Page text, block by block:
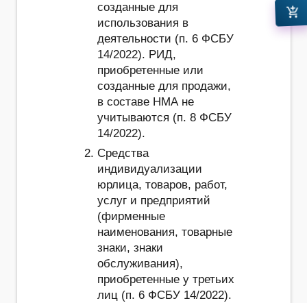
созданные для
использования в
деятельности (п. 6 ФСБУ
14/2022). РИД,
приобретенные или
созданные для продажи,
в составе НМА не
учитываются (п. 8 ФСБУ
14/2022).
Средства
индивидуализации
юрлица, товаров, работ,
услуг и предприятий
(фирменные
наименования, товарные
знаки, знаки
обслуживания),
приобретенные у третьих
лиц (п. 6 ФСБУ 14/2022).
add_shopping_cart